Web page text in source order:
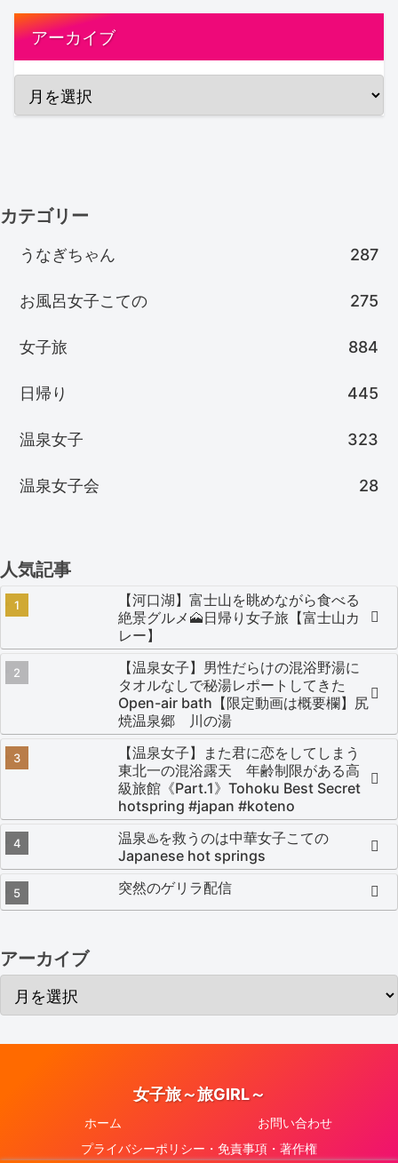
アーカイブ
カテゴリー
うなぎちゃん 287
お風呂女子こての 275
女子旅 884
日帰り 445
温泉女子 323
温泉女子会 28
人気記事
【河口湖】富士山を眺めながら食べる
絶景グルメ🗻日帰り女子旅【富士山カ
レー】
【温泉女子】男性だらけの混浴野湯に
タオルなしで秘湯レポートしてきた
Open-air bath【限定動画は概要欄】尻
焼温泉郷 川の湯
【温泉女子】また君に恋をしてしまう
東北一の混浴露天 年齢制限がある高
級旅館《Part.1》Tohoku Best Secret
hotspring #japan #koteno
温泉♨️を救うのは中華女子こての
Japanese hot springs
突然のゲリラ配信
アーカイブ
女子旅～旅GIRL～
ホーム
お問い合わせ
プライバシーポリシー・免責事項・著作権